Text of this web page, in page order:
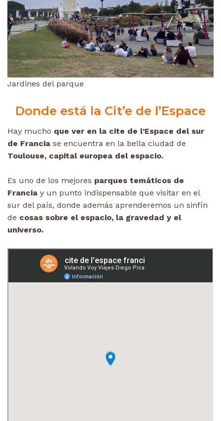
Jardines del parque
Donde está la Cit’e de l’Espace
Hay mucho que ver en la cite de l’Espace del sur
de Francia se encuentra en la bella ciudad de
Toulouse, capital europea del espacio.
Es uno de los mejores parques temáticos de
Francia y un punto indispensable que visitar en el
sur del país, donde además aprenderemos un sinfín
de cosas sobre el espacio, la gravedad y el
universo.